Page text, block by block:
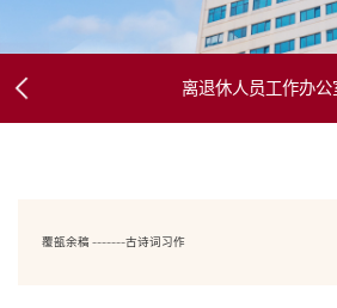
离退休人员工作办公
覆瓿余稿 -------古诗词习作